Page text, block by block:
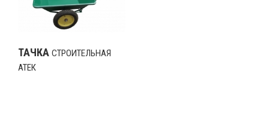
ТАЧКА СТРОИТЕЛЬНАЯ
АТЕК